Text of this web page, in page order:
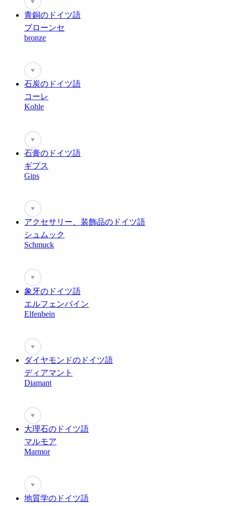
青銅のドイツ語
ブローンセ
bronze
♥
石炭のドイツ語
コーレ
Kohle
♥
石膏のドイツ語
ギプス
Gips
♥
アクセサリー、装飾品のドイツ語
シュムック
Schmuck
♥
象牙のドイツ語
エルフェンバイン
Elfenbein
♥
ダイヤモンドのドイツ語
ディアマント
Diamant
♥
大理石のドイツ語
マルモア
Marmor
♥
地質学のドイツ語